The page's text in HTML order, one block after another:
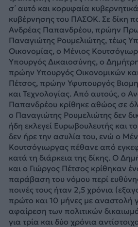
σ΄ αυτό και κορυφαία
κυβέρνησης του ΠΑΣΟΚ. Σε δίκη
Ανδρέας Παπανδρέου, πρώην
Παναγιώτης Ρουμελιώτης, τέως
Οικονομίας, ο Μένιος
Υπουργός Δικαιοσύνης, ο
πρώην Υπουργός Οικονομικών
Πέτσος, πρώην Υφυπουργός
και Τεχνολογίας. Από αυτούς, ο
Παπανδρέου κρίθηκε αθώος σε
ο Παναγιώτης Ρουμελιώτης δεν
ήδη εκλεγεί Ευρωβουλευτής και
δεν ήρε την ασυλία του, ενώ ο
Κουτσόγιωργας πέθανε από
κατά τη διάρκεια της δίκης. Ο
και ο Γιώργος Πέτσος κρίθηκαν
παράβαση του νόμου περί
ποινές τους ήταν 2,5 χρόνια
πρώτο και 10 μήνες με αναστολή
αφαίρεση των πολιτικών
για τρία και δύο χρόνια